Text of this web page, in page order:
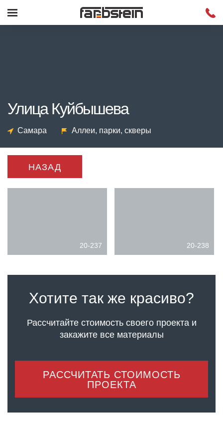
Улица Куйбышева
Самара Аллеи, парки, скверы
НАЗАД
20-237 20-238
Хотите так же красиво?
Рассчитайте стоимость своего проектаи
закажите все материалы
РАССЧИТАТЬ СТОИМОСТЬ
ПРОЕКТА